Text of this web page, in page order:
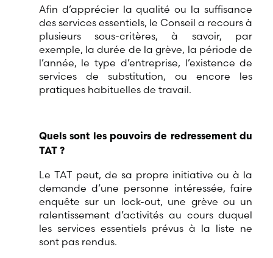
Afin d’apprécier la qualité ou la suffisance
des services essentiels, le Conseil a recours à
plusieurs sous-critères, à savoir, par
exemple, la durée de la grève, la période de
l’année, le type d’entreprise, l’existence de
services de substitution, ou encore les
pratiques habituelles de travail.
Quels sont les pouvoirs de redressement du
TAT ?
Le TAT peut, de sa propre initiative ou à la
demande d’une personne intéressée, faire
enquête sur un lock-out, une grève ou un
ralentissement d’activités au cours duquel
les services essentiels prévus à la liste ne
sont pas rendus.